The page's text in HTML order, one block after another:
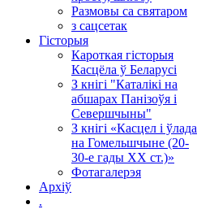
Размовы са святаром
з сацсетак
Гісторыя
Кароткая гісторыя
Касцёла ў Беларусі
З кнігі "Каталікі на
абшарах Панізоўя і
Севершчыны"
З кнігі «Касцел і ўлада
на Гомельшчыне (20-
30-е гады ХХ ст.)»
Фотагалерэя
Архіў
.